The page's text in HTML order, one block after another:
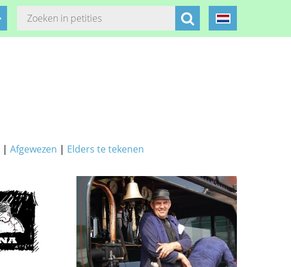
| Afgewezen | Elders te tekenen